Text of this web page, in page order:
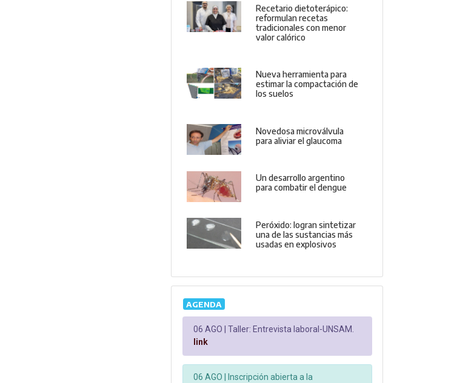
Recetario dietoterápico:
reformulan recetas
tradicionales con menor
valor calórico
Nueva herramienta para
estimar la compactación de
los suelos
Novedosa microválvula
para aliviar el glaucoma
Un desarrollo argentino
para combatir el dengue
Peróxido: logran sintetizar
una de las sustancias más
usadas en explosivos
AGENDA
06 AGO |
Taller: Entrevista laboral-UNSAM.
link
06 AGO |
Inscripción abierta a la